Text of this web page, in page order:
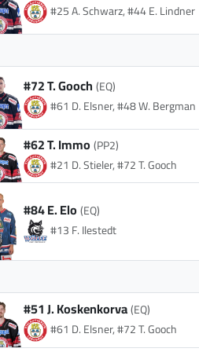
#25 A. Schwarz, #44 E. Lindner
#72 T. Gooch(EQ)
#61 D. Elsner, #48 W. Bergman
#62 T. Immo(PP2)
#21 D. Stieler, #72 T. Gooch
#84 E. Elo(EQ)
#13 F. Ilestedt
#51 J. Koskenkorva(EQ)
#61 D. Elsner, #72 T. Gooch